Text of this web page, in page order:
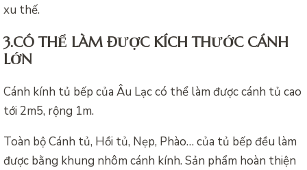
xu thế.
3.CÓ THỂ LÀM ĐƯỢC KÍCH THƯỚC CÁNH
LỚN
Cánh kính tủ bếp của Âu Lạc có thể làm được cánh tủ cao
tới 2m5, rộng 1m.
Toàn bộ Cánh tủ, Hồi tủ, Nẹp, Phào… của tủ bếp đều làm
được bằng khung nhôm cánh kính. Sản phẩm hoàn thiện